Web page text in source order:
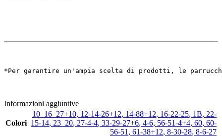
*Per garantire un'ampia scelta di prodotti, le
Informazioni aggiuntive
Colori
10_16_27+10, 12-14-26+12, 14-88+12, 16-22-25, 1B, 22-
15-14, 23_20, 27-4-4, 33-29-27+6, 4-6, 56-51-4+4, 60, 60-
56-51 , 61-38+12, 8-30-28, 8-6-27